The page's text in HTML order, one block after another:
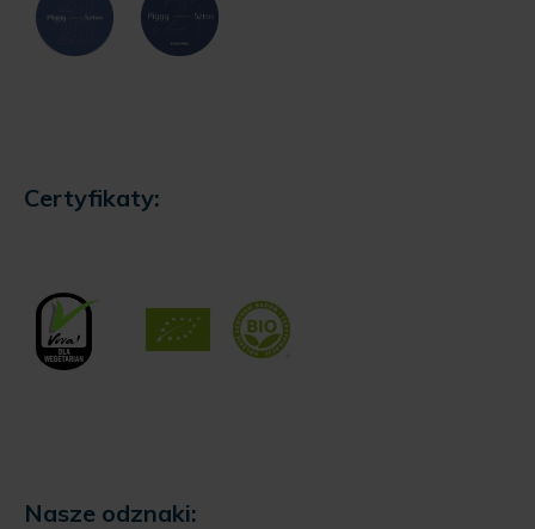
Certyfikaty:
Nasze odznaki: